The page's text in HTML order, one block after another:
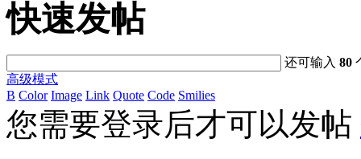
快速发帖
还可输入80
高级模式
B Color Image Link Quote Code Smilies
您需要登录后才可以发帖